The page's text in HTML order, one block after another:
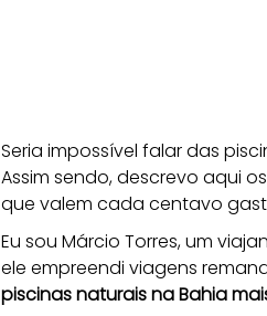
Seria impossível falar das
Assim sendo, descrevo aqui os
que valem cada centavo
Eu sou Márcio Torres, um
ele empreendi viagens
piscinas naturais na Bahia